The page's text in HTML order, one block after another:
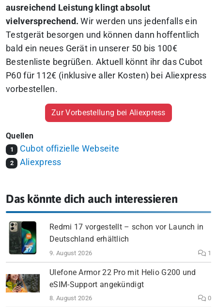
ausreichend Leistung klingt absolut
vielversprechend. Wir werden uns jedenfalls ein
Testgerät besorgen und können dann hoffentlich
bald ein neues Gerät in unserer 50 bis 100€
Bestenliste begrüßen. Aktuell könnt ihr das Cubot
P60 für 112€ (inklusive aller Kosten) bei Aliexpress
vorbestellen.
Zur Vorbestellung bei Aliexpress
Quellen
1 Cubot offizielle Webseite
2 Aliexpress
Das könnte dich auch interessieren
Redmi 17 vorgestellt – schon vor Launch in
Deutschland erhältlich
9. August 2026 1
Ulefone Armor 22 Pro mit Helio G200 und
eSIM-Support angekündigt
8. August 2026 0